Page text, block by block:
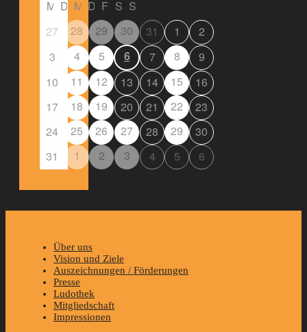
M D M D F S S
27
28 29 30 31 1
2
3
4 5 6 7 8
9
10
11 12 13 14 15
16
17
18 19 20 21 22
23
24
25 26 27 28 29
30
31
1 2 3 4 5 6
Über uns
Vision und Ziele
Auszeichnungen / Förderungen
Presse
Ludothek
Mitgliedschaft
Impressionen